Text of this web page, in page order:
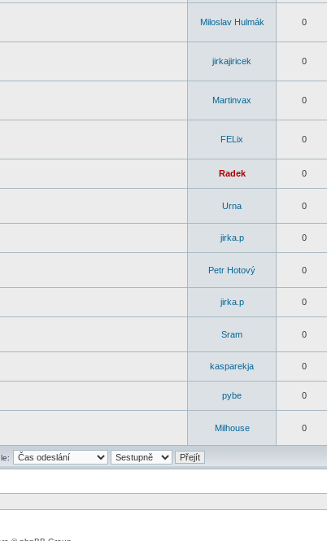
Miloslav Hulmák 0
jirkajiricek 0
Martinvax 0
FELix 0
Radek 0
Urna 0
jirka.p 0
Petr Hotový 0
jirka.p 0
Sram 0
kasparekja 0
pybe 0
Milhouse 0